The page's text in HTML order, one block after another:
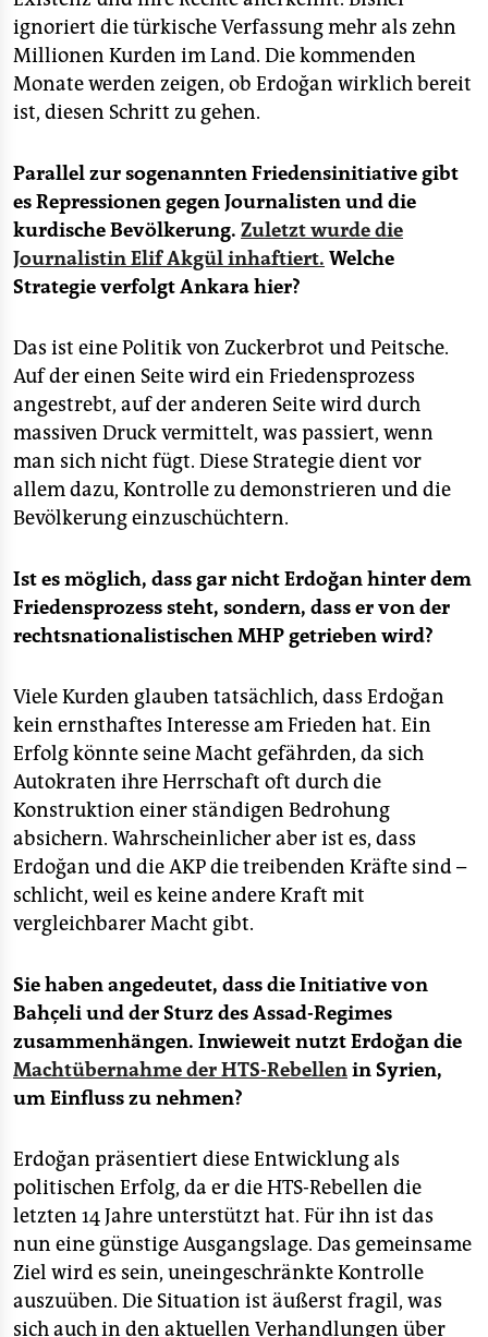
ignoriert die türkische Verfassung mehr als zehn
Millionen Kurden im Land. Die kommenden
Monate werden zeigen, ob Erdoğan wirklich bereit
ist, diesen Schritt zu gehen.
Parallel zur sogenannten Friedensinitiative gibt
es Repressionen gegen Journalisten und die
kurdische Bevölkerung. Zuletzt wurde die
Journalistin Elif Akgül inhaftiert. Welche
Strategie verfolgt Ankarahier?
Das ist eine Politik von Zuckerbrot und Peitsche.
Auf der einen Seite wird ein Friedensprozess
angestrebt, auf der anderen Seite wird durch
massiven Druck vermittelt, was passiert, wenn
man sich nicht fügt. Diese Strategie dient vor
allem dazu, Kontrolle zu demonstrieren und die
Bevölkerung einzuschüchtern.
Ist es möglich, dass gar nicht Erdoğan hinter dem
Friedensprozess steht, sondern, dass er von der
rechtsnationalistischen MHP getrieben wird?
Viele Kurden glauben tatsächlich, dass Erdoğan
kein ernsthaftes Interesse am Frieden hat. Ein
Erfolg könnte seine Macht gefährden, da sich
Autokraten ihre Herrschaft oft durch die
Konstruktion einer ständigen Bedrohung
absichern. Wahrscheinlicher aber ist es, dass
Erdoğan und die AKP die treibenden Kräfte sind –
schlicht, weil es keine andere Kraft mit
vergleichbarer Macht gibt.
Sie haben angedeutet, dass die Initiative von
Bahçeli und der Sturz des Assad-Regimes
zusammenhängen. Inwieweit nutzt Erdoğan die
Machtübernahme der HTS-Rebellenin Syrien,
um Einfluss zu nehmen?
Erdoğan präsentiert diese Entwicklung als
politischen Erfolg, da er die HTS-Rebellen die
letzten 14 Jahre unterstützt hat. Für ihn ist das
nun eine günstige Ausgangslage. Das gemeinsame
Ziel wird es sein, uneingeschränkte Kontrolle
auszuüben. Die Situation ist äußerst fragil, was
sich auch in den aktuellen Verhandlungen über